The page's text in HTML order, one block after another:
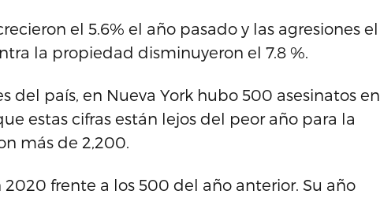
el 5.6% el año pasado y las agresiones el
la propiedad disminuyeron el 7.8 %.
del país, en Nueva York hubo 500 asesinatos en
estas cifras están lejos del peor año para la
más de 2,200.
2020 frente a los 500 del año anterior. Su año